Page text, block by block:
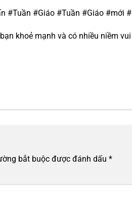
#Tuần #Giáo #Tuần #Giáo #mới
khoẻ mạnh và có nhiều niềm
bắt buộc được đánh dấu *